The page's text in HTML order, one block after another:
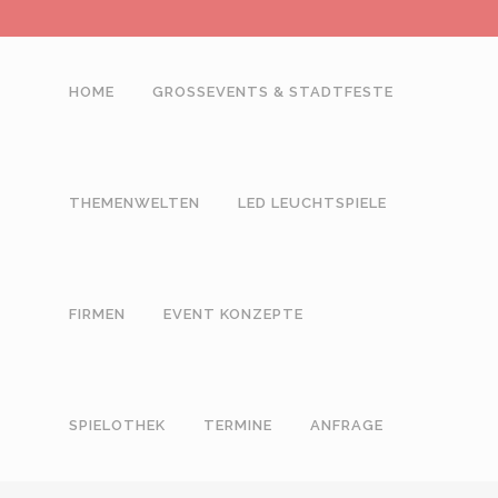
HOME GROSSEVENTS & STADTFESTE
THEMENWELTEN LED LEUCHTSPIELE
FIRMEN EVENT KONZEPTE
SPIELOTHEK TERMINE ANFRAGE